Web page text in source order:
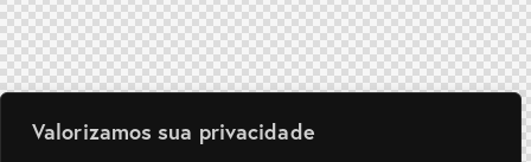
Valorizamos sua privacidade